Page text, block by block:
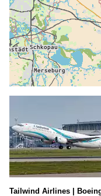
Tailwind Airlines |